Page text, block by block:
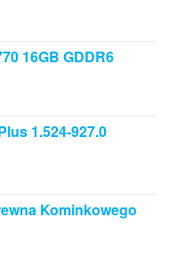
16GB GDDR6
1.524-927.0
Kominkowego